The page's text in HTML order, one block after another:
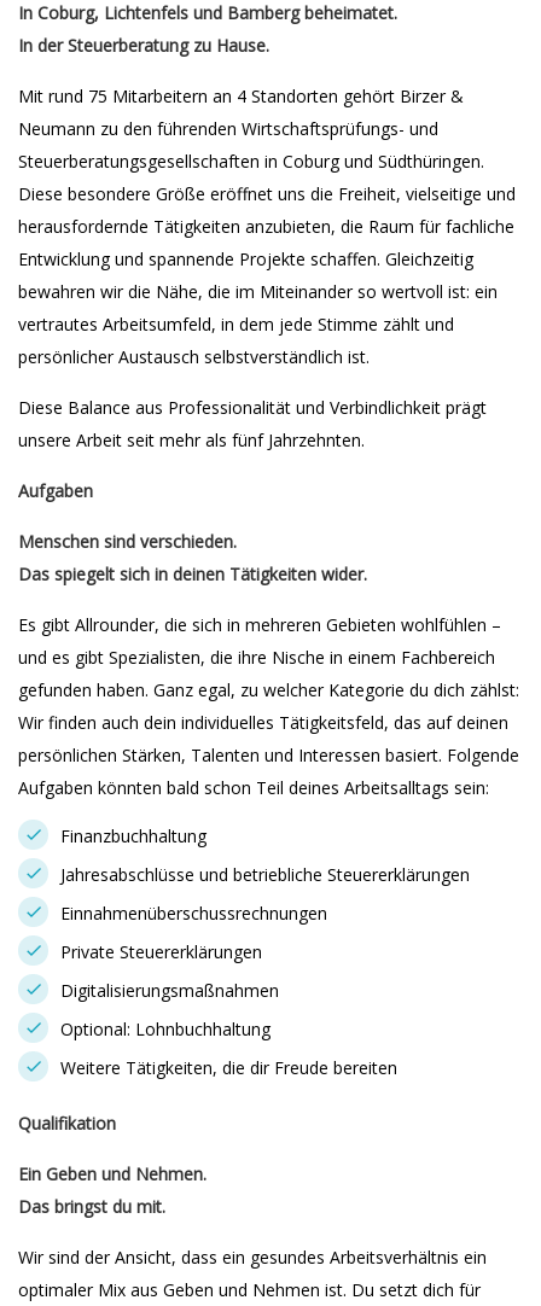
In Coburg, Lichtenfels und Bamberg beheimatet.
In der Steuerberatung zu Hause.
Mit rund 75 Mitarbeitern an 4 Standorten gehört Birzer &
Neumann zu den führenden Wirtschaftsprüfungs- und
Steuerberatungsgesellschaften in Coburg und Südthüringen.
Diese besondere Größe eröffnet uns die Freiheit, vielseitige und
herausfordernde Tätigkeiten anzubieten, die Raum für fachliche
Entwicklung und spannende Projekte schaffen. Gleichzeitig
bewahren wir die Nähe, die im Miteinander so wertvoll ist: ein
vertrautes Arbeitsumfeld, in dem jede Stimme zählt und
persönlicher Austausch selbstverständlich ist.
Diese Balance aus Professionalität und Verbindlichkeit prägt
unsere Arbeit seit mehr als fünf Jahrzehnten.
Aufgaben
Menschen sind verschieden.
Das spiegelt sich in deinen Tätigkeiten wider.
Es gibt Allrounder, die sich in mehreren Gebieten wohlfühlen –
und es gibt Spezialisten, die ihre Nische in einem Fachbereich
gefunden haben. Ganz egal, zu welcher Kategorie du dich zählst:
Wir finden auch dein individuelles Tätigkeitsfeld, das auf deinen
persönlichen Stärken, Talenten und Interessen basiert. Folgende
Aufgaben könnten bald schon Teil deines Arbeitsalltags sein:
Finanzbuchhaltung
Jahresabschlüsse und betriebliche Steuererklärungen
Einnahmenüberschussrechnungen
Private Steuererklärungen
Digitalisierungsmaßnahmen
Optional: Lohnbuchhaltung
Weitere Tätigkeiten, die dir Freude bereiten
Qualifikation
Ein Geben und Nehmen.
Das bringst du mit.
Wir sind der Ansicht, dass ein gesundes Arbeitsverhältnis ein
optimaler Mix aus Geben und Nehmen ist. Du setzt dich für